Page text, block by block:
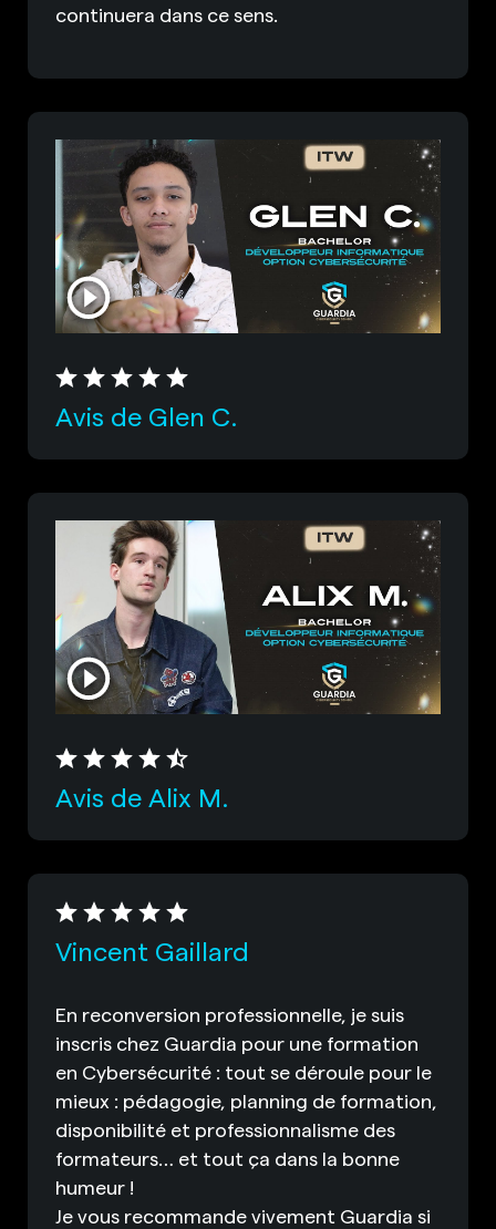
continuera dans ce sens.
Avis de Glen C.
Avis de Alix M.
Vincent Gaillard
En reconversion professionnelle, je suis
inscris chez Guardia pour une formation
en Cybersécurité : tout se déroule pour le
mieux : pédagogie, planning de formation,
disponibilité et professionnalisme des
formateurs… et tout ça dans la bonne
humeur !
Je vous recommande vivement Guardia si